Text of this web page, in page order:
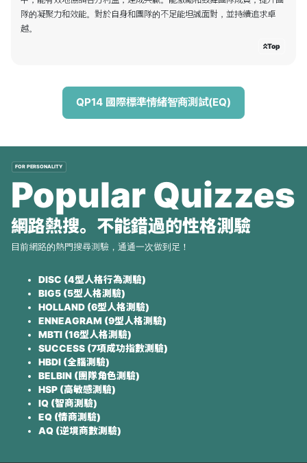
隊的凝聚力和效能。對於自身和團隊的不足能坦誠面對，並持續追求卓
Top
QP14 國際標準情緒智商測試(EQ)
FOR PERSONALITY
Popular Quizzes
網路熱搜。不能錯過的性格測驗
目前網路的熱門搜尋測驗，通通一次做到足！
DISC (4型人格行為測驗)
BIG5 (5型人格測驗)
HOLLAND (6型人格測驗)
ENNEAGRAM (9型人格測驗)
MBTI (16型人格測驗)
SUCCESS (7項成功指數測驗)
HBDI (全腦測驗)
BELBIN (團隊角色測驗)
HSP (高敏感測驗)
IQ (智商測驗)
EQ (情商測驗)
AQ (逆境商數測驗)